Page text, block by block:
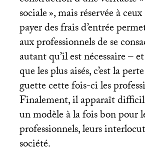
sociale», mais réservée à
payer des frais d’entrée
aux professionnels de se
autant qu’il est nécessaire –
que les plus aisés, c’est la
guette cette fois-ci les
Finalement, il apparaît
un modèle à la fois bon pour
professionnels, leurs
société.